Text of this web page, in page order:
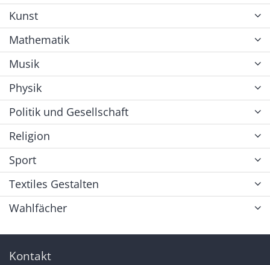
Kunst
Mathematik
Musik
Physik
Politik und Gesellschaft
Religion
Sport
Textiles Gestalten
Wahlfächer
Kontakt